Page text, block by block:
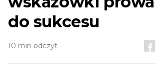
do sukcesu
10 min odczyt